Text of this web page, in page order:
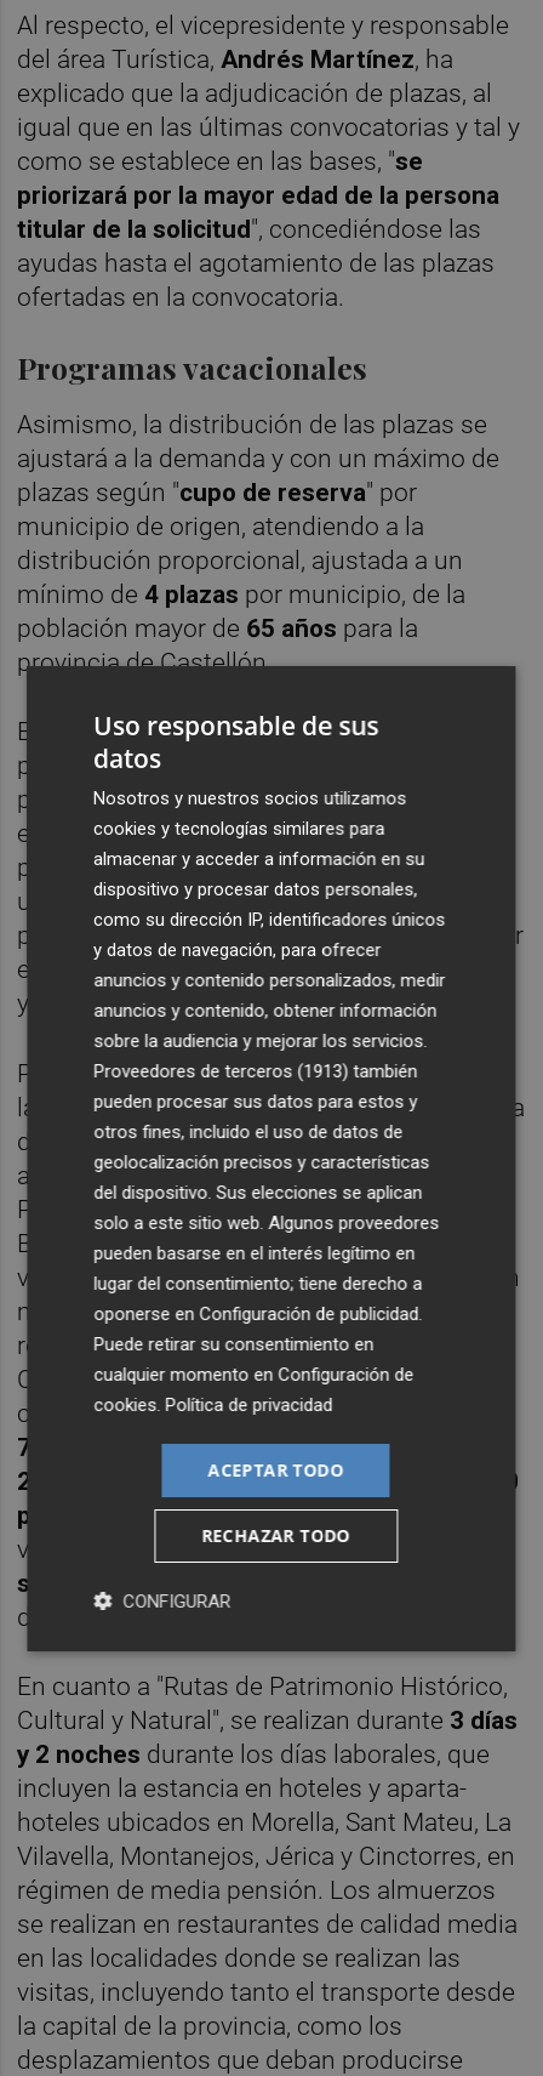
Al respecto, el vicepresidente y responsable
del área Turística,Andrés Martínez, ha
explicado que la adjudicación de plazas, al
igual que en las últimas convocatorias y tal y
como se establece en las bases, "se
priorizará por la mayor edad de la persona
titular de la solicitud", concediéndose las
ayudas hasta el agotamiento de las plazas
ofertadas en la convocatoria.
Programas vacacionales
Asimismo, la distribución de las plazas se
ajustará a la demanda y con un máximo de
plazas según "cupo de reserva" por
municipio de origen, atendiendo a la
distribución proporcional, ajustada a un
mínimo de 4 plazas por municipio, de la
población mayor de 65 años para la
provincia de Castellón.
En cuanto al desarrollo del programa, las
personas que resulten beneficiarias del
programa vacacional van a poder escoger
entre disfrutar de la costa, descubrir el
patrimonio cultural y natural o relajarse en
un balneario. Las salidas de los tres
programas de viaje propuestos tendrán lugar
en dos periodos: de septiembre a diciembre
y de enero a julio.
Por un lado, el "Programa de Vacaciones en
la Costa de Castellón" comprende la estancia
durante6 días y 5 nochesen hoteles y
aparta-hoteles ubicados en Vinaròs,
Peñíscola, Alcossebre, Oropesa del Mar y
Benicàssim, con entrada domingo y salida
viernes, en régimen de pensión completa, un
mínimo de dos excursiones de mediodía a
recursos turísticos o municipios de
Castellón, e incluye el transporte desde la
capital. Para este programa se van a ofertar
7.500 plazaspor temporada, de las cuales
2.500 plazas
serían para el año
5.000
plazas
para el año2027. Los turnos
vacacionales se desarrollarán del
septiembre al 11 de diciembre de 2026
del
10 de enero al 11 de junio de 2027
En cuanto a "Rutas de Patrimonio Histórico,
Cultural y Natural", se realizan durante 3 días
y 2 noches durante los días laborales, que
incluyen la estancia en hoteles y aparta-
hoteles ubicados en Morella, Sant Mateu, La
Vilavella, Montanejos, Jérica y Cinctorres, en
régimen de media pensión. Los almuerzos
se realizan en restaurantes de calidad media
en las localidades donde se realizan las
visitas, incluyendo tanto el transporte desde
la capital de la provincia, como los
desplazamientos que deban producirse
Uso responsable de sus
datos
Nosotros y nuestros socios utilizamos
cookies y tecnologías similares para
almacenar y acceder a información en su
dispositivo y procesar datos personales,
como su dirección IP, identificadores únicos
y datos de navegación, para ofrecer
anuncios y contenido personalizados, medir
anuncios y contenido, obtener información
sobre la audiencia y mejorar los servicios.
Proveedores de terceros (1913) también
pueden procesar sus datos para estos y
otros fines, incluido el uso de datos de
geolocalización precisos y características
del dispositivo. Sus elecciones se aplican
solo a este sitio web. Algunos proveedores
pueden basarse en el interés legítimo en
lugar del consentimiento; tiene derecho a
oponerse enConfiguración de publicidad
Puede retirar su consentimiento en
cualquier momento enConfiguración de
cookies .Política de privacidad
ACEPTAR TODO
RECHAZAR TODO
CONFIGURAR